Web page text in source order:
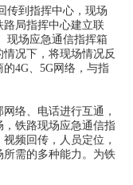
传到指挥中心，现场
局指挥中心建立联
现场应急通信指挥箱
况下，将现场情况反
4G、5G网络，与指
络、电话进行互通，
，铁路现场应急通信指
频回传，人员定位，
需的多种能力。为铁